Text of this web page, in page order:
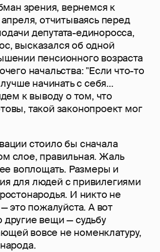
зрения, вернемся к
отчитываясь перед
депутата-единоросса,
высказался об одной
пенсионного возраста
начальства: "Если что-то
начинать с себя…
к выводу о том, что
такой законопроект мог
стоило бы сначала
слое, правильная. Жаль
воплощать. Размеры и
для людей с привилегиями
И никто не
это пожалуйста. А вот
вещи — судьбу
вовсе не номенклатуру,